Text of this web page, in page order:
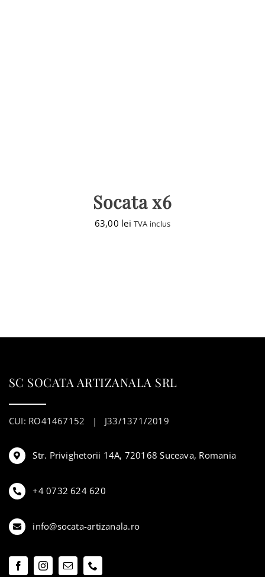
Socata x6
63,00 lei TVA inclus
SC SOCATA ARTIZANALA SRL
CUI: RO41467152 | J33/1371/2019
Str. Privighetorii 14A, 720168 Suceava, Romania
+4 0732 624 620
info@socata-artizanala.ro